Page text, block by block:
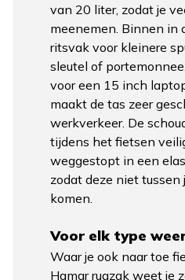
van 20 liter, zodat je
meenemen. Binnen in
ritsvak voor kleinere
sleutel of
voor een 15 inch
maakt de tas zeer
werkverkeer. De
tijdens het fietsen
weggestopt in een
zodat deze niet
komen.
Voor elk type
Waar je ook naar toe
Hamar rugzak weet je